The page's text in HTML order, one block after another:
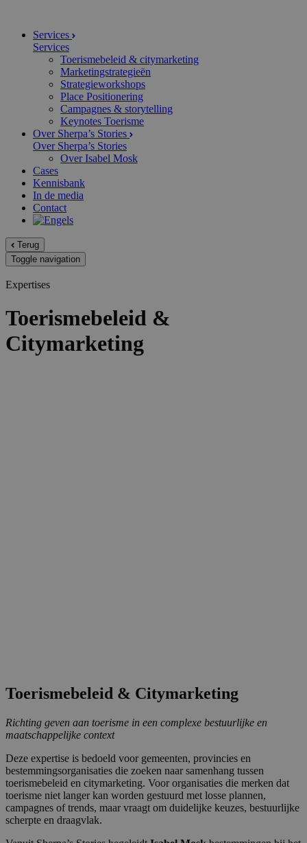
Services
Services
Toerismebeleid & citymarketing
Marketingstrategieën
Strategieworkshops
Place Positionering
Campagnes & storytelling
Keynotes Toerisme
Over Sherpa’s Stories
Over Sherpa’s Stories
Over Isabel Mosk
Cases
Kennisbank
In de media
Contact
Terug
Toggle navigation
Expertises
Toerismebeleid &
Citymarketing
Toerismebeleid & Citymarketing
Richting geven aan toerisme in een complexe bestuurlijke en
maatschappelijke context
Deze expertise is bedoeld voor gemeenten, provincies en
bestemmingsorganisaties die zoeken naar samenhang tussen
toerismebeleid en citymarketing. Voor organisaties die merken dat
toerisme niet langer kan worden gestuurd met losse plannen,
campagnes of trends, maar vraagt om duidelijke keuzes, bestuurlijke
scherpte en draagvlak.